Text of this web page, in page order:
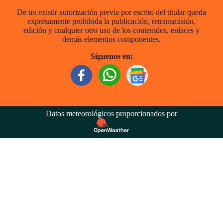
De no existir autorización previa por escrito del titular queda
expresamente prohibida la publicación, retransmisión,
edición y cualquier otro uso de los contenidos, enlaces y
demás elementos componentes.
Síguenos en:
Datos meteorológicos proporcionados por